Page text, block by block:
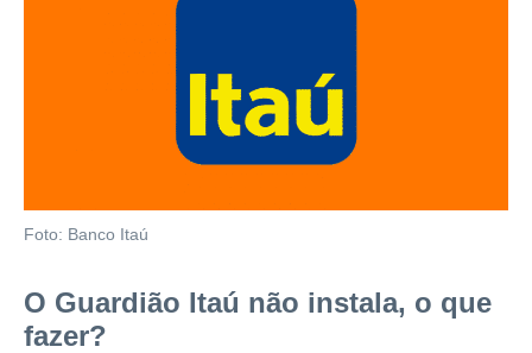
Foto: Banco Itaú
O Guardião Itaú não instala, o que
fazer?